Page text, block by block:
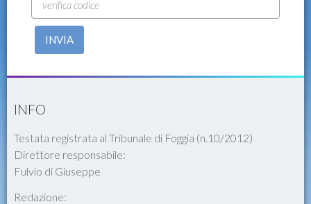
INVIA
INFO
Testata registrata al Tribunale di Foggia (n.10/2012)
Direttore responsabile:
Fulvio di Giuseppe
Redazione: